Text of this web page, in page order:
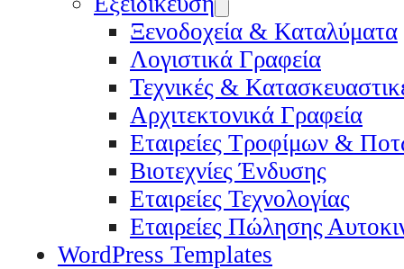
Ξενοδοχεία & Καταλύματα
Λογιστικά Γραφεία
Τεχνικές &
Αρχιτεκτονικά Γραφεία
Εταιρείες Τροφίμων &
Βιοτεχνίες Ένδυσης
Εταιρείες Τεχνολογίας
Εταιρείες Πώλησης
WordPress Templates